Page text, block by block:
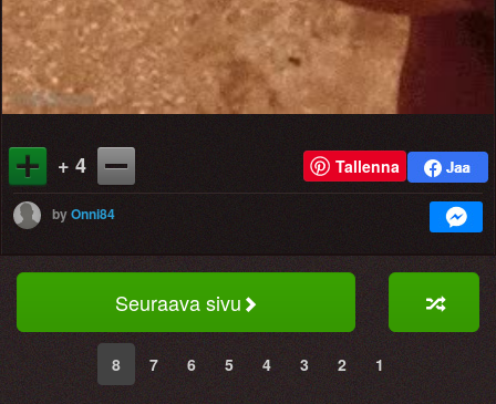
+ 4 Tallenna
byOnni84
Seuraava sivu
8 7 6 5 4 3 2 1